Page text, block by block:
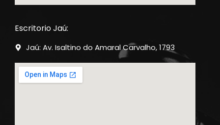
Escritorio Jaú:
Jaú: Av. Isaltino do Amaral Carvalho, 1793